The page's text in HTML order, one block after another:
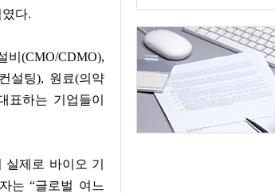
다.
비(CMO/CDMO),
컨설팅), 원료(의약
표하는 기업들이
제로 바이오 기
는“글로벌 여느